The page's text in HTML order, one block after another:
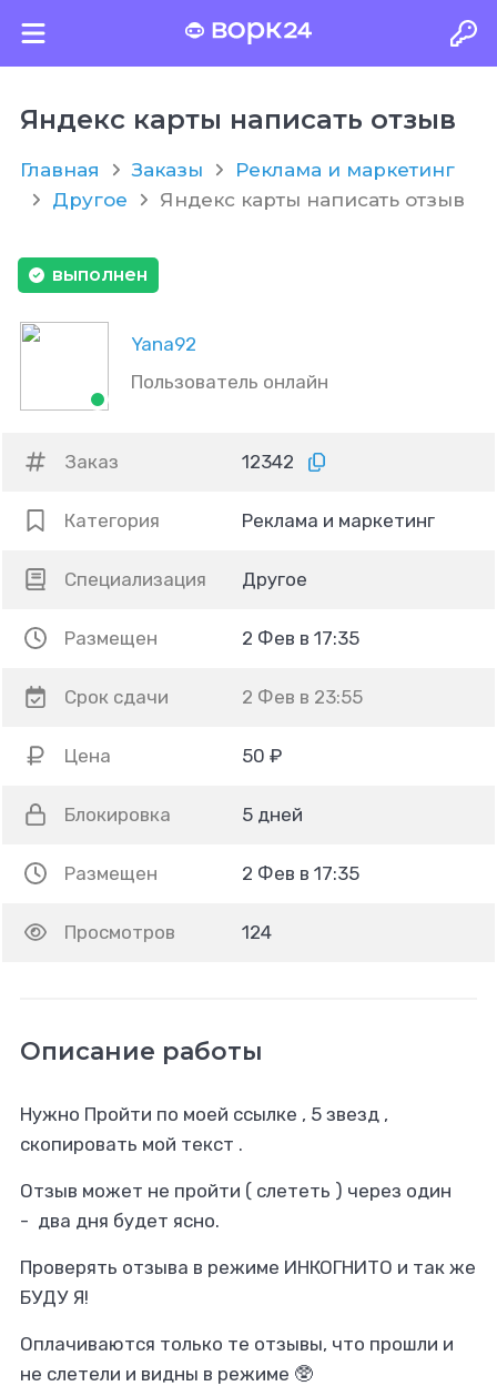
Яндекс карты написать отзыв
Главная Заказы
Реклама и маркетинг
Другое
Яндекс карты написать отзыв
Yana92
Пользователь онлайн
выполнен
Заказ 12342
Категория Реклама и маркетинг
Специализация Другое
Размещен 2 Фев в 17:35
Срок сдачи 2 Фев в 23:55
Цена 50 ₽
Блокировка 5 дней
Размещен 2 Фев в 17:35
Просмотров 124
Описание работы
Нужно Пройти по моей ссылке , 5 звезд ,
скопировать мой текст .
Отзыв может не пройти ( слететь ) через один
- два дня будет ясно.
Проверять отзыва в режиме ИНКОГНИТО и так же
БУДУ Я!
Оплачиваются только те отзывы, что прошли и
не слетели и видны в режиме 🥸